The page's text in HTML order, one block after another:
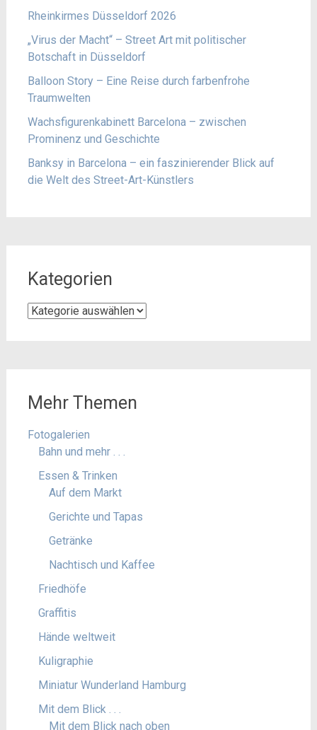
Rheinkirmes Düsseldorf 2026
„Virus der Macht“ – Street Art mit politischer
Botschaft in Düsseldorf
Balloon Story – Eine Reise durch farbenfrohe
Traumwelten
Wachsfigurenkabinett Barcelona – zwischen
Prominenz und Geschichte
Banksy in Barcelona – ein faszinierender Blick auf
die Welt des Street-Art-Künstlers
Kategorien
Kategorien
Mehr Themen
Fotogalerien
Bahn und mehr . . .
Essen & Trinken
Auf dem Markt
Gerichte und Tapas
Getränke
Nachtisch und Kaffee
Friedhöfe
Graffitis
Hände weltweit
Kuligraphie
Miniatur Wunderland Hamburg
Mit dem Blick . . .
Mit dem Blick nach oben